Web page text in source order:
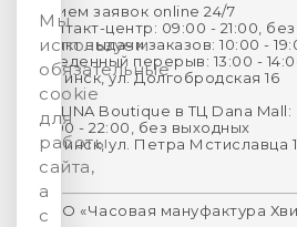
Прием заявок online 24/7
Контакт-центр: 09:00 - 21:00,
Пункт выдачи заказов: 10:00 -
Обеденный перерыв: 13:00 -
г. Минск, ул. Долгобродская 16
HVILINA Boutique в ТЦ Dana Mall:
10:00 - 22:00, без выходных
г. Минск, ул. Петра Мстиславца
ООО «Часовая мануфактура
Мы
используем
обязательные
cookie
для
работы
сайта,
а
с